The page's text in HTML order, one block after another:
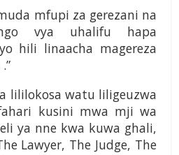
mfupi za gerezani na
vya uhalifu hapa
hili linaacha magereza
lililokosa watu liligeuzwa
kusini mwa mji wa
ya nne kwa kuwa ghali,
Lawyer, The Judge, The